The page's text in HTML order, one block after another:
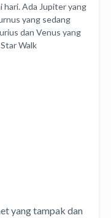
hari. Ada Jupiter yang
yang sedang
dan Venus yang
Walk
yang tampak dan